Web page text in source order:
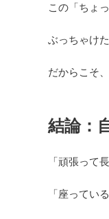
この「ちょ
ぶっちゃけ
だからこそ
結論：
「頑張って
「座ってい